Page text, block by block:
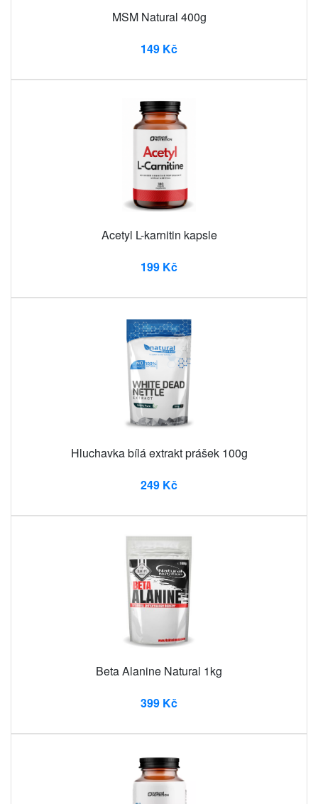
MSM Natural 400g
149 Kč
Acetyl L-karnitin kapsle
199 Kč
Hluchavka bílá extrakt prášek 100g
249 Kč
Beta Alanine Natural 1kg
399 Kč